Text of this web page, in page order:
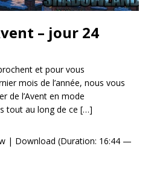
– jour 24
et pour vous
mois de l’année, nous vous
de l’Avent en mode
tout au long de ce […]
| Download (Duration: 16:44 —